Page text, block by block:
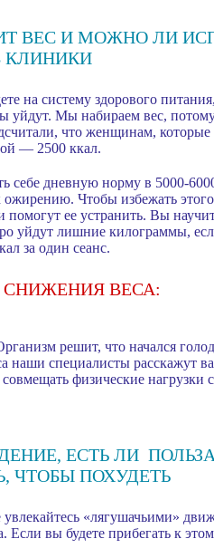
ВЕС И МОЖНО ЛИ
КЛИНИКИ
на систему здорового
уйдут. Мы набираем вес,
что женщинам,
— 2500 ккал.
себе дневную норму в 5000-
Чтобы избежать
ее устранить. Вы
уйдут лишние килограммы,
за один сеанс.
ВЕСА:
решит, что начался
специалисты расскажут
совмещать физические
ЕСТЬ ЛИ
ЧТОБЫ ПОХУДЕТЬ
«лягушачьими»
Если вы будете прибегать к